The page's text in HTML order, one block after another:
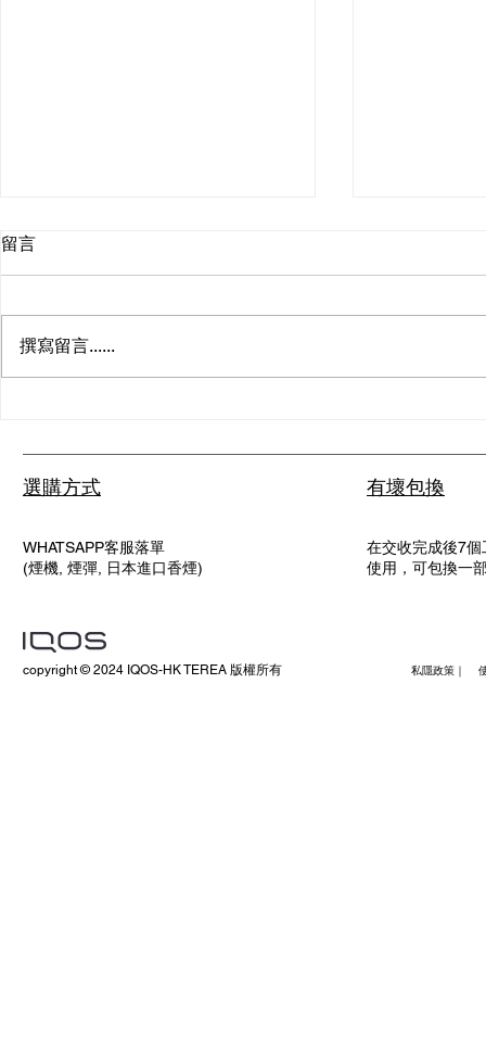
留言
撰寫留言......
選購方式
WHATSAPP客服落單
(煙機, 煙彈, 日本進口香煙)
有壞包換
在交收完成後7
使用，可包換一
copyright © 2024 IQOS-HK TEREA 版權所有 私隱政策｜